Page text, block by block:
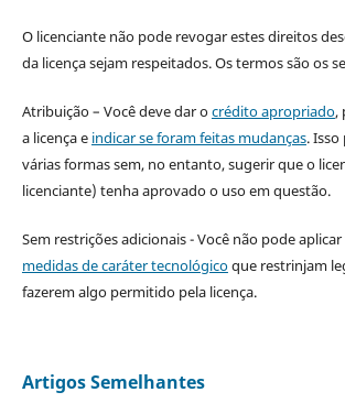
O licenciante não pode revogar estes direitos
da licença sejam respeitados. Os termos são os
Atribuição – Você deve dar ocrédito apropriado,
a licença e indicar se foram feitas mudanças. Isso
várias formas sem, no entanto, sugerir que o
licenciante) tenha aprovado o uso em questão.
Sem restrições adicionais - Você não pode
medidas de caráter tecnológicoque restrinjam
fazerem algo permitido pela licença.
Artigos Semelhantes